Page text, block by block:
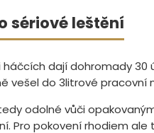
sériové leštění
dají dohromady 30
vešel do 3litrové pracovní
odolné vůči
Pro pokovení rhodiem